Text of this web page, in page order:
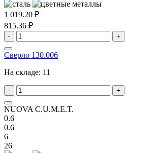
1 019.20 ₽
815.36 ₽
- +
Сверло 130.006
На складе: 11
- +
NUOVA C.U.M.E.T.
0.6
0.6
6
26